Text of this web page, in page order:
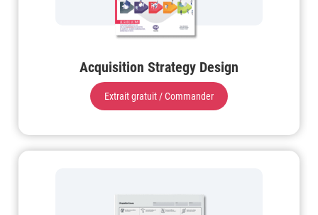
Acquisition Strategy Design
Extrait gratuit / Commander